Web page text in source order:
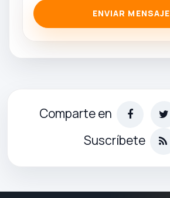
ENVIAR MENSAJE
Comparte en
Suscríbete